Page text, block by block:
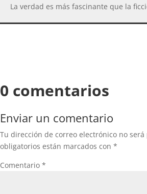
La verdad es más fascinante que la
0 comentarios
Enviar un comentario
Tu dirección de correo electrónico no
obligatorios están marcados con *
Comentario *